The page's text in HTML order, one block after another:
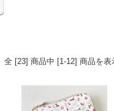
全 [23] 商品中 [1-12] 商品を表